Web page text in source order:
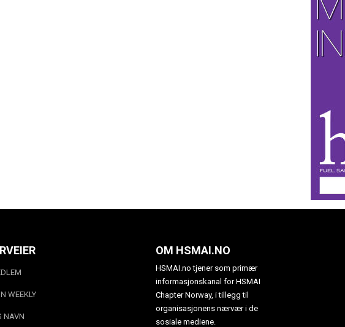
WEEKLY
NAVN
OM HSMAI.NO
HSMAI.no tjener som primær
informasjonskanal for HSMAI
Chapter Norway, i tillegg til
organisasjonens nærvær i de
sosiale mediene.